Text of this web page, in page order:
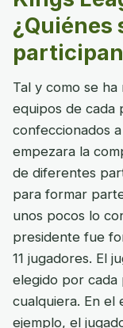
¿Quiénes
Tal y como se
equipos de cada
confeccionados
empezara la
de diferentes
para formar
unos pocos lo
presidente fue
11 jugadores. El
elegido por
cualquiera. En el
ejemplo, el